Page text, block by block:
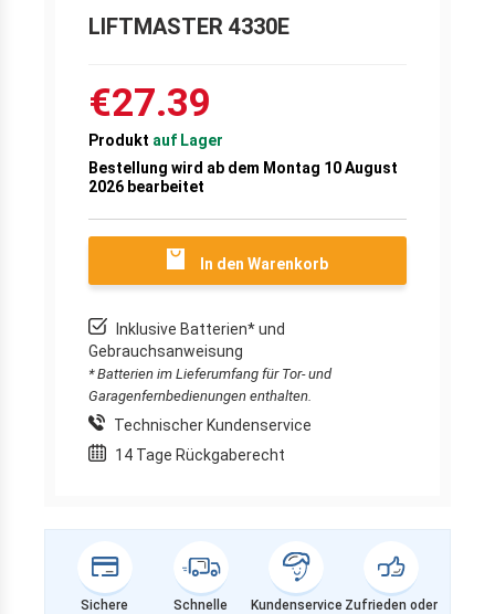
LIFTMASTER 4330E
€27.39
Produkt auf Lager
Bestellung wird ab dem Montag 10 August
2026 bearbeitet
In den Warenkorb
Inklusive Batterien* und
Gebrauchsanweisung
* Batterien im Lieferumfang für Tor- und
Garagenfernbedienungen enthalten.
Technischer Kundenservice
14 Tage Rückgaberecht
Sichere
Schnelle
Kundenservice Zufrieden oder